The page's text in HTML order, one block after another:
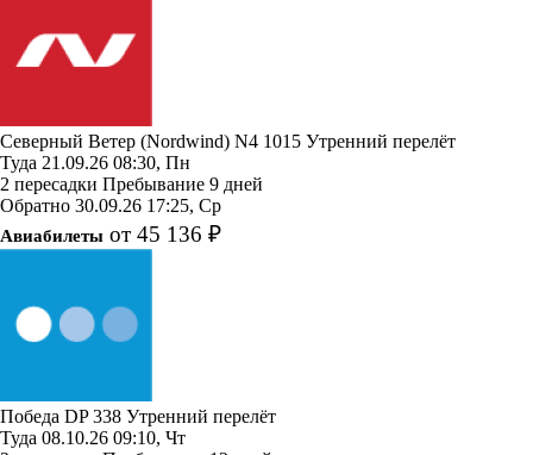
Северный Ветер (Nordwind) N4 1015 Утренний перелёт
Туда 21.09.26 08:30, Пн
2 пересадки Пребывание 9 дней
Обратно 30.09.26 17:25, Ср
Авиабилеты от 45 136 ₽
Победа DP 338 Утренний перелёт
Туда 08.10.26 09:10, Чт